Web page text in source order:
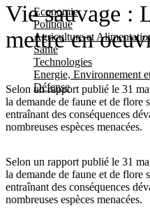
Economie
Politique
Agriculture et
Santé
Technologies
Energie, Environnement
Défense
Vie sauvage :
mettre en
Selon un rapport publié le 31
la demande de faune et de flore
entraînant des conséquences
nombreuses espèces menacées.
Selon un rapport publié le 31
la demande de faune et de flore
entraînant des conséquences
nombreuses espèces menacées.